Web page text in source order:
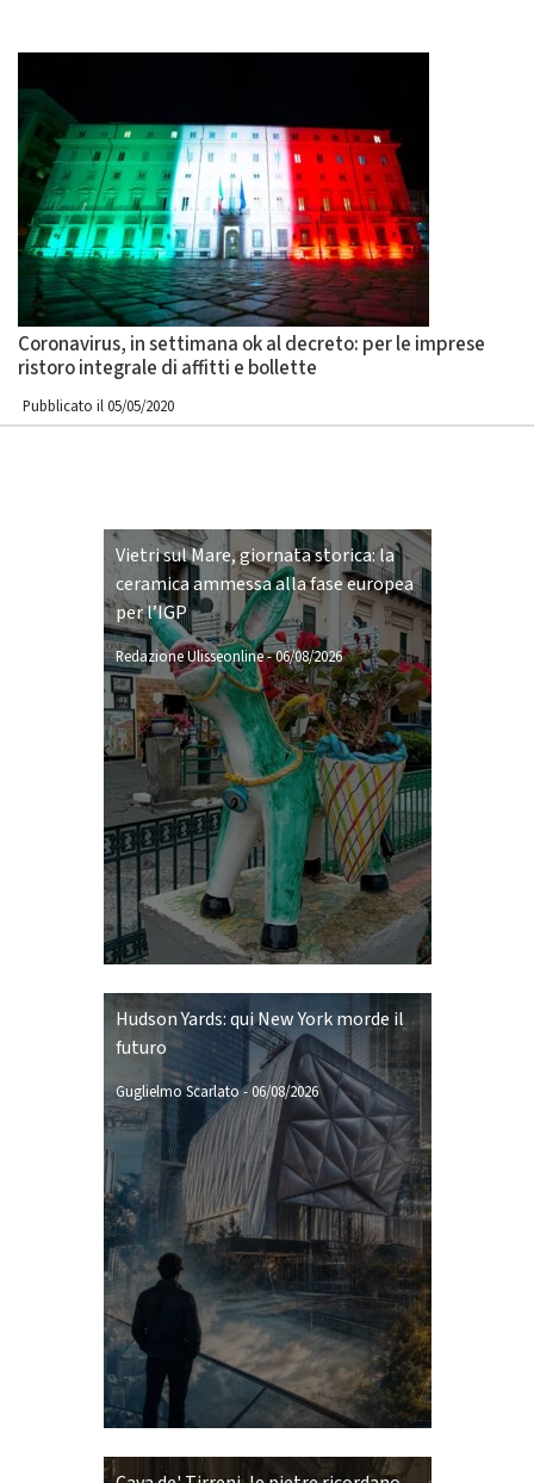
Coronavirus, in settimana ok al decreto: per le imprese
ristoro integrale di affitti e bollette
Pubblicato il 05/05/2020
Vietri sul Mare, giornata storica: la
ceramica ammessa alla fase europea
per l’IGP
Redazione Ulisseonline-06/08/2026
Hudson Yards: qui New York morde il
futuro
Guglielmo Scarlato-06/08/2026